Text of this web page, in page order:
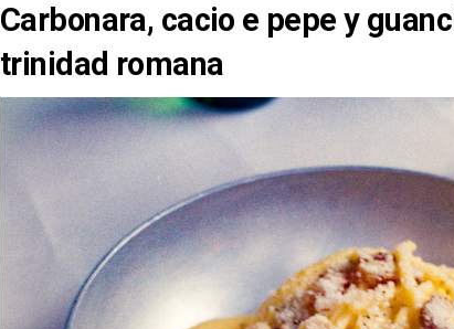
Carbonara, cacio e pepe y
trinidad romana